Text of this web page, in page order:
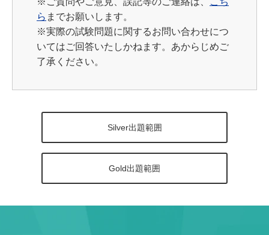
ら までお願いします。
※実際の試験問題に関するお問い合わせにつ
いてはご回答いたしかねます。あからじめご
了承ください。
Silver出題範囲
Gold出題範囲